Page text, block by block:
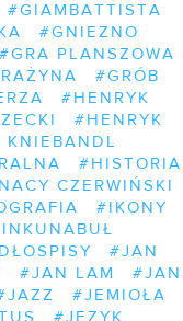
#GIAMBATTISTA
#GNIEZNO
#GRA PLANSZOWA
#GRÓB
#HENRYK
#HENRYK
KNIEBANDL
#HISTORIA
CZERWIŃSKI
#IKONY
#JAN
#JAN LAM
#JAN
#JEMIOŁA